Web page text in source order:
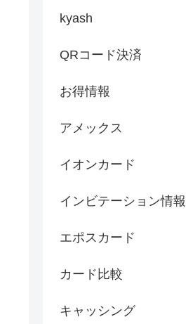
kyash
QRコード決済
お得情報
アメックス
イオンカード
インビテーション情報
エポスカード
カード比較
キャッシング